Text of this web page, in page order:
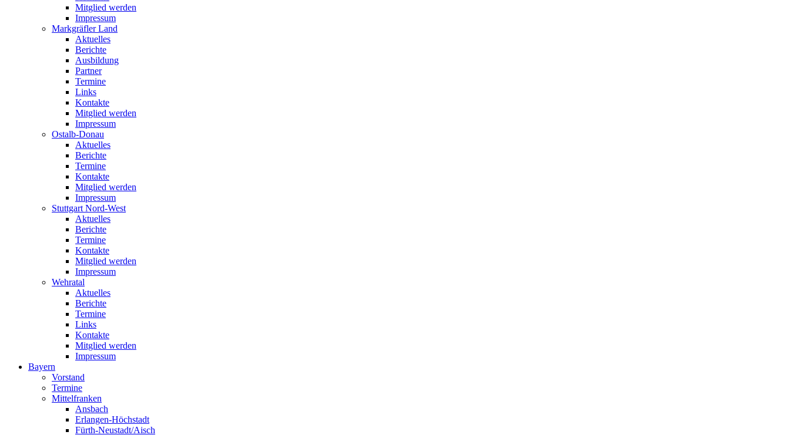
Mitglied werden
Impressum
Markgräfler Land
Aktuelles
Berichte
Ausbildung
Partner
Termine
Links
Kontakte
Mitglied werden
Impressum
Ostalb-Donau
Aktuelles
Berichte
Termine
Kontakte
Mitglied werden
Impressum
Stuttgart Nord-West
Aktuelles
Berichte
Termine
Kontakte
Mitglied werden
Impressum
Wehratal
Aktuelles
Berichte
Termine
Links
Kontakte
Mitglied werden
Impressum
Bayern
Vorstand
Termine
Mittelfranken
Ansbach
Erlangen-Höchstadt
Fürth-Neustadt/Aisch